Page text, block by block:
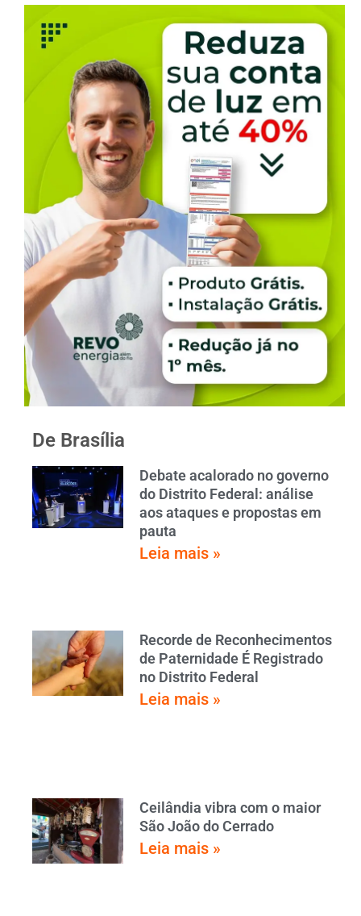
De Brasília
Debate acalorado no governo
do Distrito Federal: análise
aos ataques e propostas em
pauta
Leia mais »
Recorde de Reconhecimentos
de Paternidade É Registrado
no Distrito Federal
Leia mais »
Ceilândia vibra com o maior
São João do Cerrado
Leia mais »